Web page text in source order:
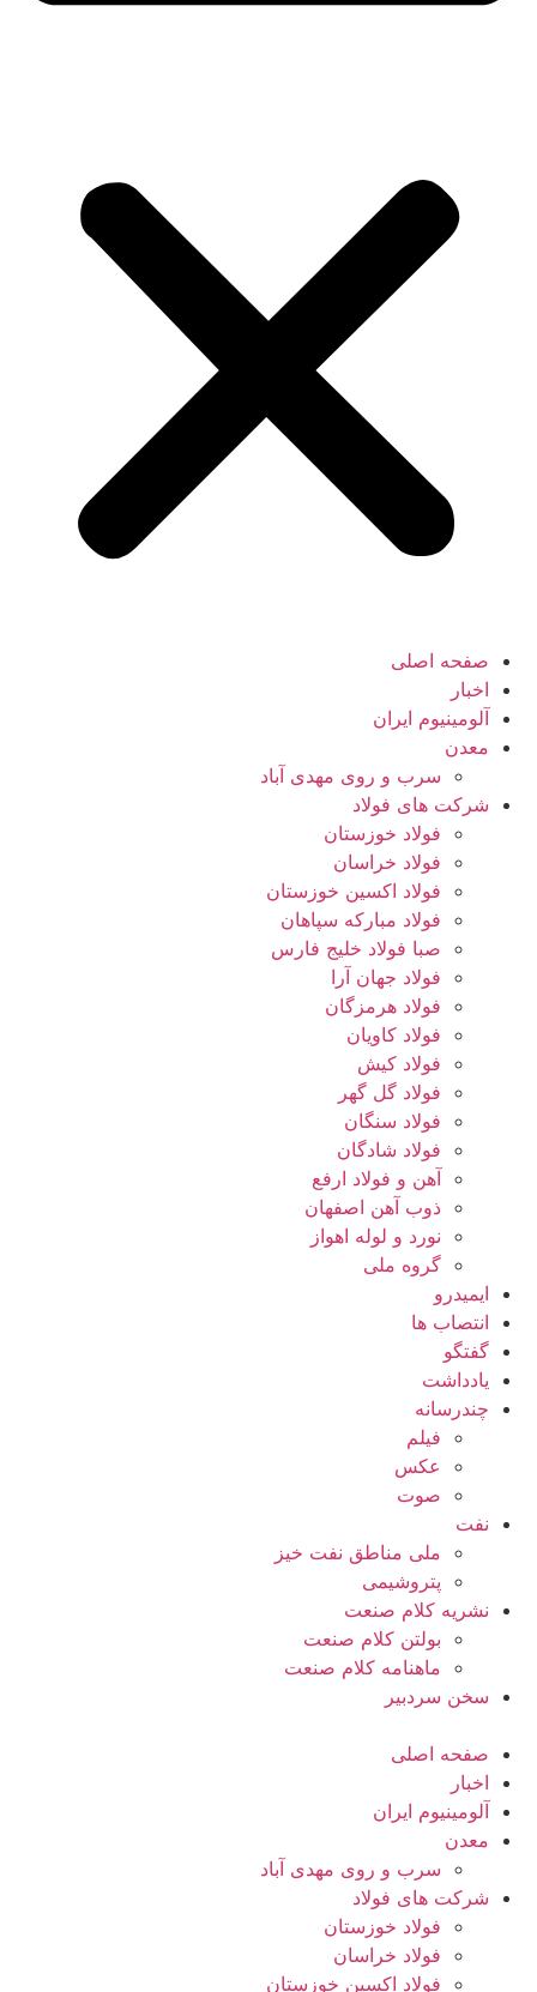
صفحه اصلی
اخبار
آلومینیوم ایران
معدن
سرب و روی مهدی آباد
شرکت های فولاد
فولاد خوزستان
فولاد خراسان
فولاد اکسین خوزستان
فولاد مبارکه سپاهان
صبا فولاد خلیج فارس
فولاد جهان آرا
فولاد هرمزگان
فولاد کاویان
فولاد کیش
فولاد گل گهر
فولاد سنگان
فولاد شادگان
آهن و فولاد ارفع
ذوب آهن اصفهان
نورد و لوله اهواز
گروه ملی
ایمیدرو
انتصاب ها
گفتگو
یادداشت
چندرسانه
فیلم
عکس
صوت
نفت
ملی مناطق نفت خیز
پتروشیمی
نشریه کلام صنعت
بولتن کلام صنعت
ماهنامه کلام صنعت
سخن سردبیر
صفحه اصلی
اخبار
آلومینیوم ایران
معدن
سرب و روی مهدی آباد
شرکت های فولاد
فولاد خوزستان
فولاد خراسان
فولاد اکسین خوزستان